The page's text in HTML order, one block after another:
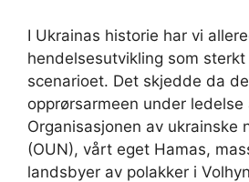
I Ukrainas historie har vi
hendelsesutvikling som
scenarioet. Det skjedde da
opprørsarmeen under ledelse
Organisasjonen av ukrainske
(OUN), vårt eget Hamas,
landsbyer av polakker i